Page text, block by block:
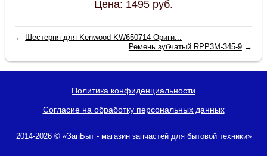
Цена: 1495 руб.
← Шестерня для Kenwood KW650714 Ориги...
Ремень зубчатый RPP3M-345-9→
Политика конфиденциальности
Согласие на обработку персональных данных
2014-2026 © «ЗапБыт - магазин запчастей для бытовой техники»